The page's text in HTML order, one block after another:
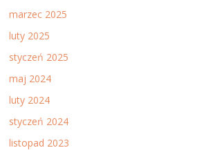
marzec 2025
luty 2025
styczeń 2025
maj 2024
luty 2024
styczeń 2024
listopad 2023